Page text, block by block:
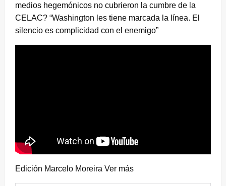
medios hegemónicos no cubrieron la cumbre de la
CELAC? “Washington les tiene marcada la línea. El
silencio es complicidad con el enemigo”
Edición Marcelo Moreira Ver más